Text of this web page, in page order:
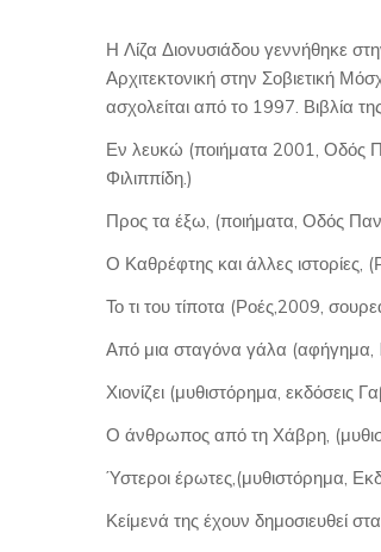
Η Λίζα Διονυσιάδου γεννήθηκε
Αρχιτεκτονική στην Σοβιετική
ασχολείται από το 1997. Βιβλία
Εν λευκώ (ποιήματα 2001, Οδός
Φιλιππίδη.)
Προς τα έξω, (ποιήματα, Οδός
Ο Καθρέφτης και άλλες ιστορίες,
Το τι του τίποτα (Ροές,2009,
Από μια σταγόνα γάλα
Χιονίζει (μυθιστόρημα, εκδόσεις
Ο άνθρωπος από τη Χάβρη,
Ύστεροι έρωτες,(μυθιστόρημα,
Κείμενά της έχουν δημοσιευθεί